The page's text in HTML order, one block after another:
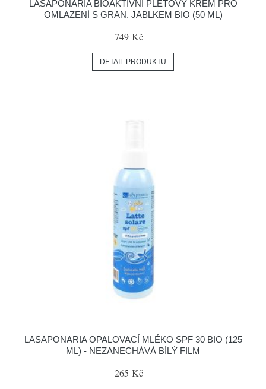
LASAPONARIA BIOAKTIVNÍ PLEŤOVÝ KRÉM PRO
OMLAZENÍ S GRAN. JABLKEM BIO (50 ML)
749 Kč
DETAIL PRODUKTU
LASAPONARIA OPALOVACÍ MLÉKO SPF 30 BIO (125
ML) - NEZANECHÁVÁ BÍLÝ FILM
265 Kč